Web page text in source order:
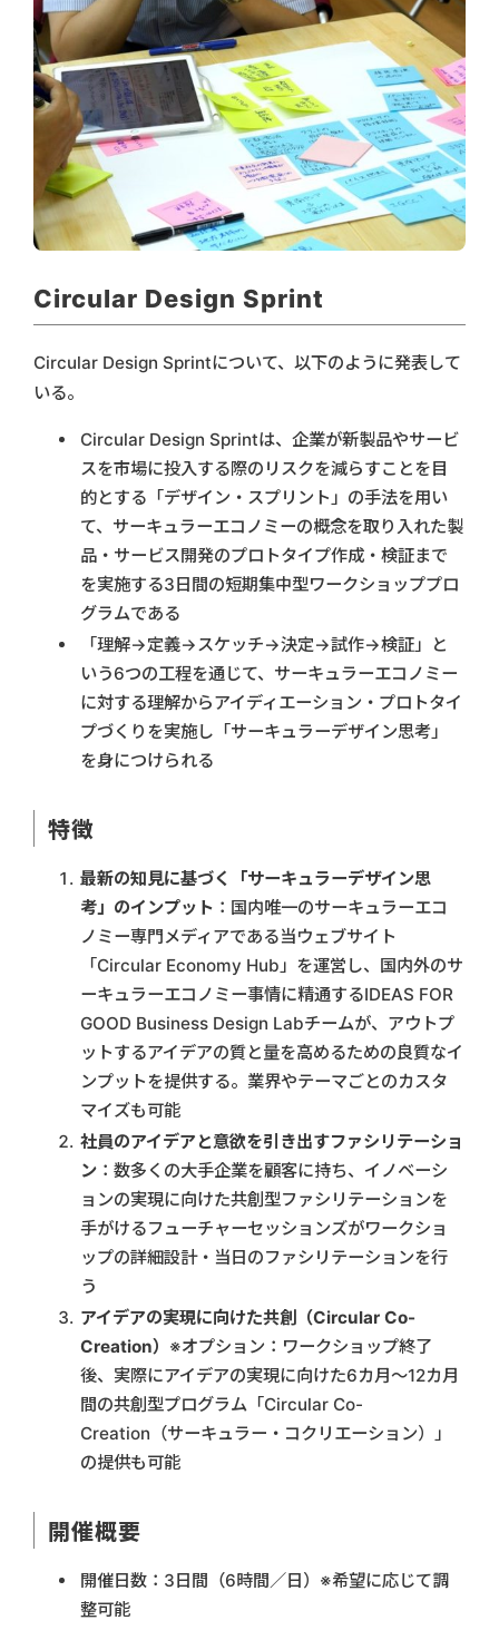
Circular Design Sprint
Circular Design Sprintについて、以下のように発表して
いる。
Circular Design Sprintは、企業が新製品やサービ
スを市場に投入する際のリスクを減らすことを目
的とする「デザイン・スプリント」の手法を用い
て、サーキュラーエコノミーの概念を取り入れた製
品・サービス開発のプロトタイプ作成・検証まで
を実施する3日間の短期集中型ワークショッププロ
グラムである
「理解→定義→スケッチ→決定→試作→検証」と
いう6つの工程を通じて、サーキュラーエコノミー
に対する理解からアイディエーション・プロトタイ
プづくりを実施し「サーキュラーデザイン思考」
を身につけられる
特徴
最新の知見に基づく「サーキュラーデザイン思
考」のインプット ：国内唯一のサーキュラーエコ
ノミー専門メディアである当ウェブサイト
「Circular Economy Hub」を運営し、国内外のサ
ーキュラーエコノミー事情に精通するIDEAS FOR
GOOD Business Design Labチームが、アウトプ
ットするアイデアの質と量を高めるための良質なイ
ンプットを提供する。業界やテーマごとのカスタ
マイズも可能
社員のアイデアと意欲を引き出すファシリテーショ
ン ：数多くの大手企業を顧客に持ち、イノベーシ
ョンの実現に向けた共創型ファシリテーションを
手がけるフューチャーセッションズがワークショ
ップの詳細設計・当日のファシリテーションを行
う
アイデアの実現に向けた共創（Circular Co-
Creation） ※オプション：ワークショップ終了
後、実際にアイデアの実現に向けた6カ月～12カ月
間の共創型プログラム「Circular Co-
Creation（サーキュラー・コクリエーション）」
の提供も可能
開催概要
開催日数：3日間（6時間／日）※希望に応じて調
整可能